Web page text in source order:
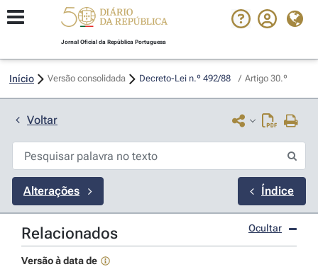
Jornal Oficial da República Portuguesa
Início Versão consolidada Decreto-Lei n.º 492/88 / Artigo 30.º
Voltar
Alterações Índice
Relacionados Ocultar
Versão à data de